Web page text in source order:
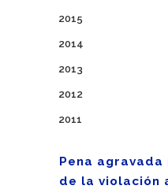
2015
2014
2013
2012
2011
Pena
de la violación